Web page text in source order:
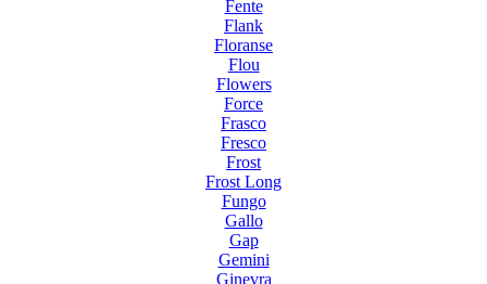
Fente
Flank
Floranse
Flou
Flowers
Force
Frasco
Fresco
Frost
Frost Long
Fungo
Gallo
Gap
Gemini
Ginevra